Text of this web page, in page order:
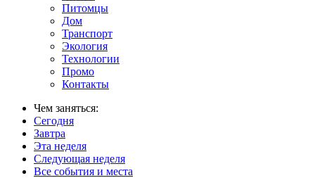
Питомцы
Дом
Транспорт
Экология
Технологии
Промо
Контакты
Чем заняться:
Сегодня
Завтра
Эта неделя
Следующая неделя
Все события и места